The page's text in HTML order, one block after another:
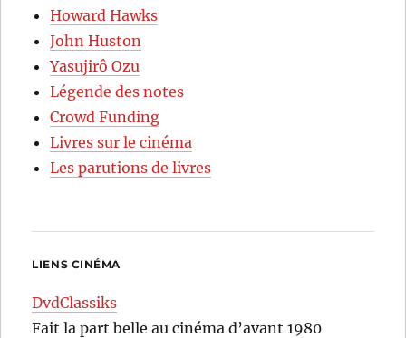
Howard Hawks
John Huston
Yasujirô Ozu
Légende des notes
Crowd Funding
Livres sur le cinéma
Les parutions de livres
LIENS CINÉMA
DvdClassiks
Fait la part belle au cinéma d’avant 1980